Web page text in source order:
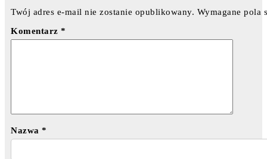
Twój adres e-mail nie zostanie opublikowany. Wymagane pola
Komentarz *
Nazwa *